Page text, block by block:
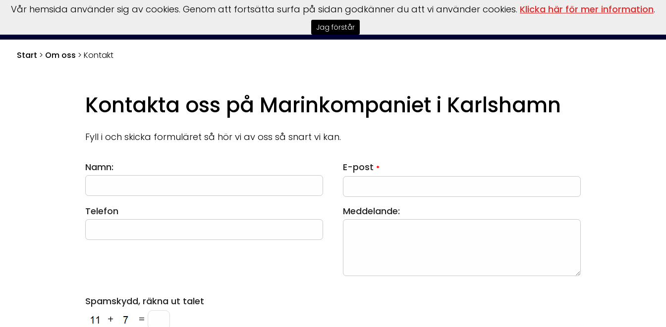
Trailers Garmin
Start > Om oss > Kontakt
Kontakta oss på Marinkompaniet i Karlshamn
Fyll i och skicka formuläret så hör vi av oss så snart vi kan.
Namn: E-post *
Telefon Meddelande:
Spamskydd, räkna ut talet
+ =
Vår hemsida använder sig av cookies. Genom att fortsätta surfa på sidan godkänner du att vi använder cookies. Klicka här för mer information.
Jag förstår